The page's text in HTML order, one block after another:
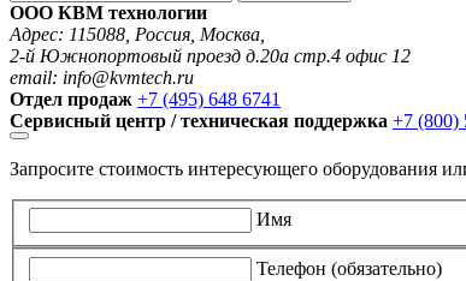
ООО КВМ технологии
Адрес: 115088, Россия, Москва,
2-й Южнопортовый проезд д.20а стр.4 офис 12
email: info@kvmtech.ru
Отдел продаж +7 (495) 648 6741
Сервисный центр / техническая поддержка +7 (800)
Запросите стоимость интересующего оборудования
Имя
Телефон (обязательно)